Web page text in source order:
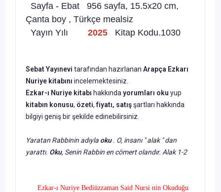
Sayfa - Ebat 956 sayfa, 15.5x20 cm,
Çanta boy , Türkçe mealsiz
Yayın Yılı
2025 Kitap Kodu.1030
Sebat Yayınevi tarafından hazırlanan Arapça Ezkarı
Nuriye kitabını incelemektesiniz.
Ezkar-ı Nuriye kitabı hakkında yorumları oku yup
kitabın konusu, özeti,fiyatı, satışşartları hakkında
bilgiyi geniş bir şekilde edinebilirsiniz.
Yaratan Rabbinin adıyla oku. O, insanı " alak " dan
yarattı. Oku, Senin Rabbin en cömert olandır. Alak 1-2
Ezkar-ı Nuriye Bediüzzaman Said Nursi nin Okuduğu